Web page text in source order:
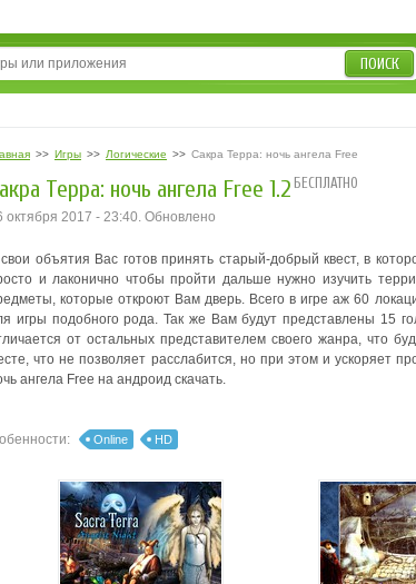
ПОИСК
>> Игры >> Логические >> Сакра Терра: ночь ангела Free
Терра: ночь ангела Free 1.2 БЕСПЛАТНО
октября 2017 - 23:40. Обновлено
объятия Вас готов принять старый-добрый квест, в
и лаконично чтобы пройти дальше нужно изучить
которые откроют Вам дверь. Всего в игре аж 60
игры подобного рода. Так же Вам будут представлены 15
от остальных представителем своего жанра, что
что не позволяет расслабится, но при этом и ускоряет
ангела Free на андроид скачать.
Online HD